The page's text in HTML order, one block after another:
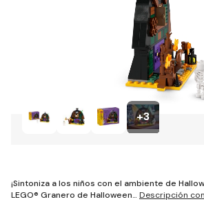
+3
¡Sintoniza a los niños con el ambiente de
LEGO® Granero de Halloween… Descripción